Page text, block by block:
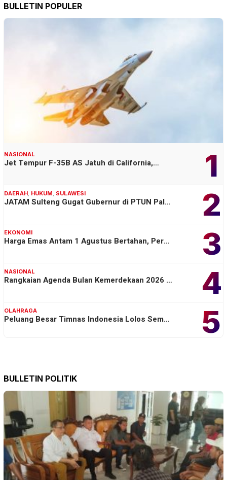
BULLETIN POPULER
1
NASIONAL
Jet Tempur F-35B AS Jatuh di California,…
2
DAERAH HUKUM SULAWESI
JATAM Sulteng Gugat Gubernur di PTUN Pal…
3
EKONOMI
Harga Emas Antam 1 Agustus Bertahan, Per…
4
NASIONAL
Rangkaian Agenda Bulan Kemerdekaan 2026 …
5
OLAHRAGA
Peluang Besar Timnas Indonesia Lolos Sem…
BULLETIN POLITIK